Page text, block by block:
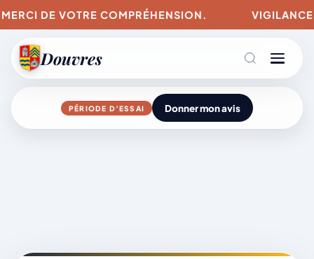
DE VOTRE COMPRÉHENSION.
Douvres
Agenda
PÉRIODE D’ESSAI Donner mon avis